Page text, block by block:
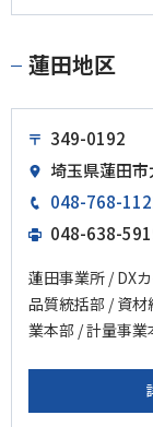
蓮田地区
349-0192
埼玉県蓮田
048-768-
048-638-
蓮田事業所 / DX
品質統括部 / 資
業本部 / 計量事業